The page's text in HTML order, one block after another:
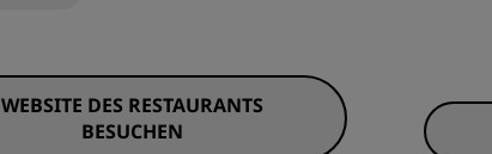
WEBSITE DES RESTAURANTS
BESUCHEN